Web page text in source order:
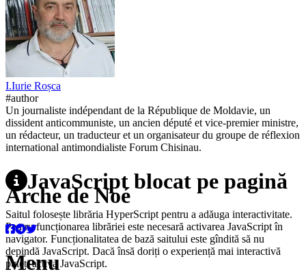
I.Iurie Roșca
#author
Un journaliste indépendant de la République de Moldavie, un
dissident anticommuniste, un ancien député et vice-premier ministre,
un rédacteur, un traducteur et un organisateur du groupe de réflexion
international antimondialiste Forum Chisinau.
JavaScript blocat pe pagină
Saitul folosește librăria HyperScript pentru a adăuga interactivitate.
Pentru funcționarea librăriei este necesară activarea JavaScript în
navigator. Funcționalitatea de bază saitului este gîndită să nu
depindă JavaScript. Dacă însă doriți o experiență mai interactivă
puteți activa JavaScript.
Arche de Noé
Menu